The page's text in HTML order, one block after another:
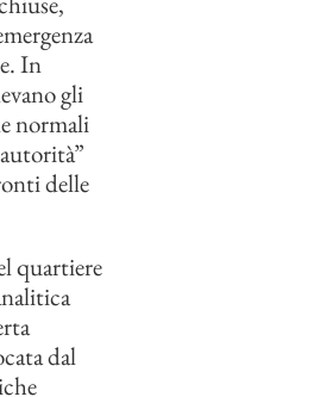
In
gli
normali
delle
quartiere
dal